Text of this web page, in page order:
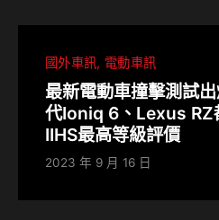
國外車訊 電動車訊
最新電動車撞擊測試
代Ioniq 6、Lexus RZ
IIHS最高等級評價
2023 年 9 月 16 日